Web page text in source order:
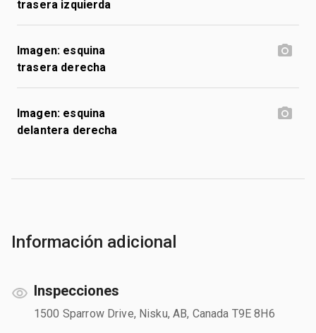
trasera izquierda
Imagen: esquina
trasera derecha
Imagen: esquina
delantera derecha
Información adicional
Inspecciones
1500 Sparrow Drive, Nisku, AB, Canada T9E 8H6